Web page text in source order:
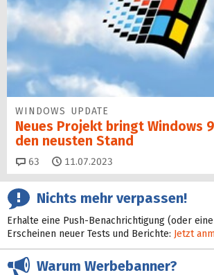
WINDOWS UPDATE
Neues Projekt bringt Windows
den neusten Stand
63 Kommentare
11.07.2023
Nichts mehr verpassen!
Erhalte eine Push-Benachrichtigung (oder
Erscheinen neuer Tests und Berichte: Jetzt
Warum Werbebanner?